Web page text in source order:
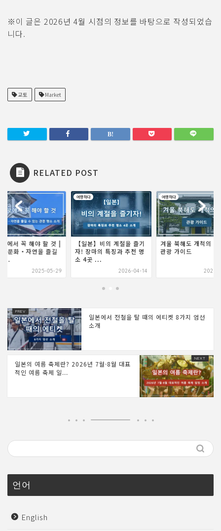
※이 글은 2026년 4월 시점의 정보를 바탕으로 작성되었습
니다.
교토 Market
RELATED POST
에서 꼭 해야 할 것 |
문화・자연을 즐길
...
2025-05-29
여행하다
【일본】비의 계절을 즐기
자! 장마의 특징과 추천 명
소 4곳 ...
2026-04-14
여행하다
겨울 북해도 개척의 마
관광 가이드
2025-
일본에서 전철을 탈 때의 에티켓 8가지 엄선
소개
일본의 여름 축제란? 2026년 7월·8월 대표
적인 여름 축제 일...
언어
English